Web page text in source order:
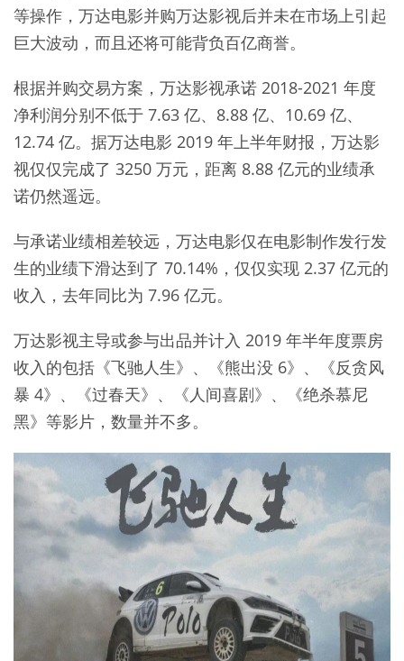
等操作，万达电影并购万达影视后并未在市场上引起
巨大波动，而且还将可能背负百亿商誉。
根据并购交易方案，万达影视承诺 2018-2021 年度
净利润分别不低于 7.63 亿、8.88 亿、10.69 亿、
12.74 亿。据万达电影 2019 年上半年财报，万达影
视仅仅完成了 3250 万元，距离 8.88 亿元的业绩承
诺仍然遥远。
与承诺业绩相差较远，万达电影仅在电影制作发行发
生的业绩下滑达到了 70.14%，仅仅实现 2.37 亿元的
收入，去年同比为 7.96 亿元。
万达影视主导或参与出品并计入 2019 年半年度票房
收入的包括《飞驰人生》、《熊出没 6》、《反贪风
暴 4》、《过春天》、《人间喜剧》、《绝杀慕尼
黑》等影片，数量并不多。